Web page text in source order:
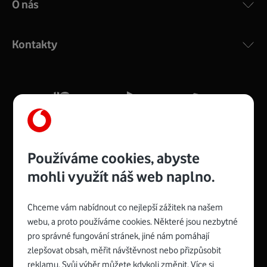
COMPAL CH7465VF
silný signál pro celou domácnost. Kompaktní rozměry 21
Více o COMPAL CH7465VF
Zyxel VMG8623-T50B:
Rozměry modemu jsou 16 x 22 x 7,5 cm (včetně stojánku)
Spojte se s Vodafonem
O nás
Kontakty
Používáme cookies, abyste
mohli využít náš web naplno.
Chceme vám nabídnout co nejlepší zážitek na našem
webu, a proto používáme cookies. Některé jsou nezbytné
pro správné fungování stránek, jiné nám pomáhají
zlepšovat obsah, měřit návštěvnost nebo přizpůsobit
reklamu. Svůj výběr můžete kdykoli změnit. Více si